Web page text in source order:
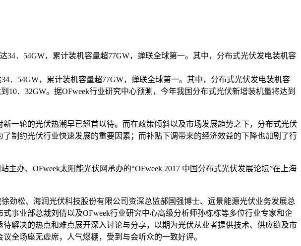
．54GW，累计装机容量超77GW，蝉联全球第一。其中，分布式光伏发电装机容
54GW，累计装机容量超77GW，蝉联全球第一。其中，分布式光伏发电装机容
10．32GW。据OFweek行业研究中心预测，今年我国分布式光伏新增装机量将达到
一轮的光伏热潮早已翘首以待。而在政策倾斜以及市场发展趋势之下，分布式光伏
制约光伏行业快速发展的重要因素；而补贴下调带来的经济效益的下降也加剧了行
办、OFweek太阳能光伏网承办的“OFweek 2017 中国分布式光伏发展论坛”在上海
松、海润光伏科技股份有限公司资深总监郝国强博士、远景能源光伏业务发展总
事业部总裁刘倩以及OFweek行业研究中心高级分析师孙栋栋等多位行业专家和企
解决的热点和难点展开深入讨论与分享，以期为光伏从业者提供技术、供应链及市
全场座无虚席，人气爆棚，受到与会听众的一致好评。